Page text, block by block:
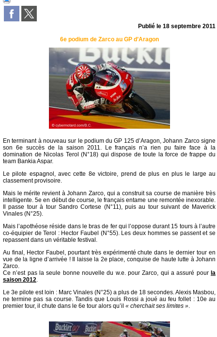
Publié le18 septembre 2011
6e podium de Zarco au GP d’Aragon
En terminant à nouveau sur le podium du GP 125 d’Aragon, Johann Zarco signe
son 6e succès de la saison 2011. Le français n’a rien pu faire face à la
domination de Nicolas Terol (N°18) qui dispose de toute la force de frappe du
team Bankia Aspar.
Le pilote espagnol, avec cette 8e victoire, prend de plus en plus le large au
classement provisoire.
Mais le mérite revient à Johann Zarco, qui a construit sa course de manière très
intelligente. 5e en début de course, le français entame une remontée inexorable.
Il passe tour à tour Sandro Cortese (N°11), puis au tour suivant de Maverick
Vinales (N°25).
Mais l’apothéose réside dans le bras de fer qui l’oppose durant 15 tours à l’autre
co-équipier de Terol : Hector Faubel (N°55). Les deux hommes se passent et se
repassent dans un véritable festival.
Au final, Hector Faubel, pourtant très expérimenté chute dans le dernier tour en
vue de la ligne d’arrivée ! Il laisse la 2e place, conquise de haute lutte à Johann
Zarco.
Ce n’est pas la seule bonne nouvelle du w.e. pour Zarco, qui a assuré pour la
saison 2012.
Le 3e pilote est loin : Marc Vinales (N°25) a plus de 18 secondes. Alexis Masbou,
ne termine pas sa course. Tandis que Louis Rossi a joué au feu follet : 10e au
premier tour, il chute dans le 6e tour alors qu’il « cherchait ses limites ».